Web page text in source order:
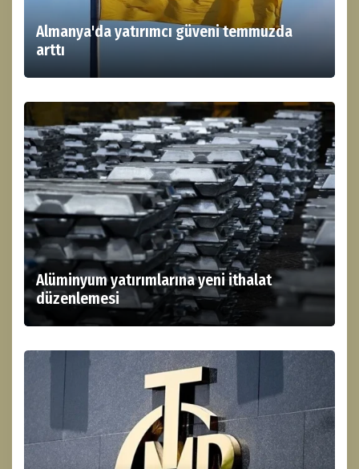
Almanya'da yatırımcı güveni temmuzda
arttı
Alüminyum yatırımlarına yeni ithalat
düzenlemesi